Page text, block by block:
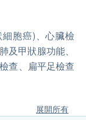
胞癌)、心臟檢
及甲狀腺功能、
查、扁平足檢查
展開所有